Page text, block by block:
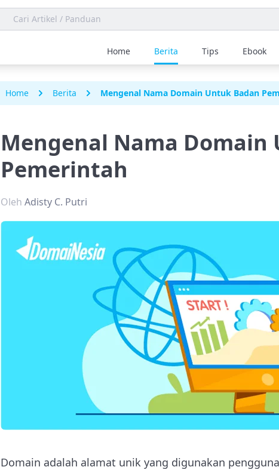
Home Berita Tips Ebook
Home Berita Mengenal Nama Domain Untuk Badan
Mengenal Nama Domain
Pemerintah
Oleh Adisty C. Putri
Domain adalah alamat unik yang digunakan